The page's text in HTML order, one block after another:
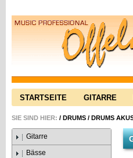
STARTSEITE GITARRE
SIE SIND HIER: / DRUMS / DRUMS
Gitarre
Bässe